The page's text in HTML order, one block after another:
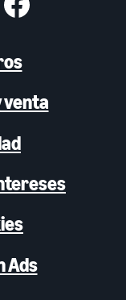
venta
Ads